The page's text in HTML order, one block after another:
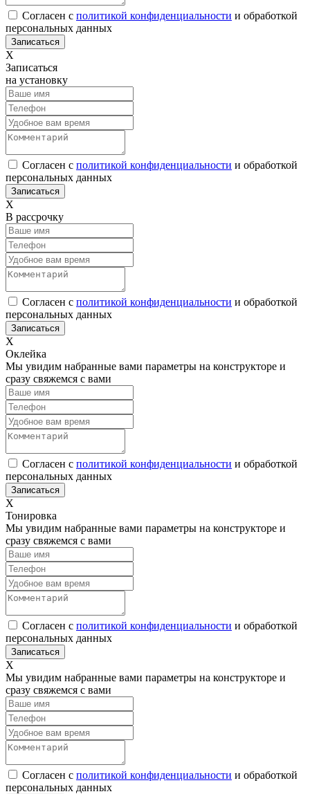
Согласен с политикой конфиденциальности и обработкой
персональных данных
Х
Записаться
на установку
Согласен с политикой конфиденциальности и обработкой
персональных данных
Х
В рассрочку
Согласен с политикой конфиденциальности и обработкой
персональных данных
Х
Оклейка
Мы увидим набранные вами параметры на конструкторе и
сразу свяжемся с вами
Согласен с политикой конфиденциальности и обработкой
персональных данных
Х
Тонировка
Мы увидим набранные вами параметры на конструкторе и
сразу свяжемся с вами
Согласен с политикой конфиденциальности и обработкой
персональных данных
Х
Мы увидим набранные вами параметры на конструкторе и
сразу свяжемся с вами
Согласен с политикой конфиденциальности и обработкой
персональных данных